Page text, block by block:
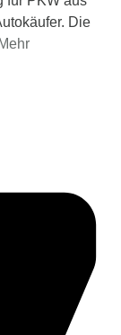
Die
Mehr